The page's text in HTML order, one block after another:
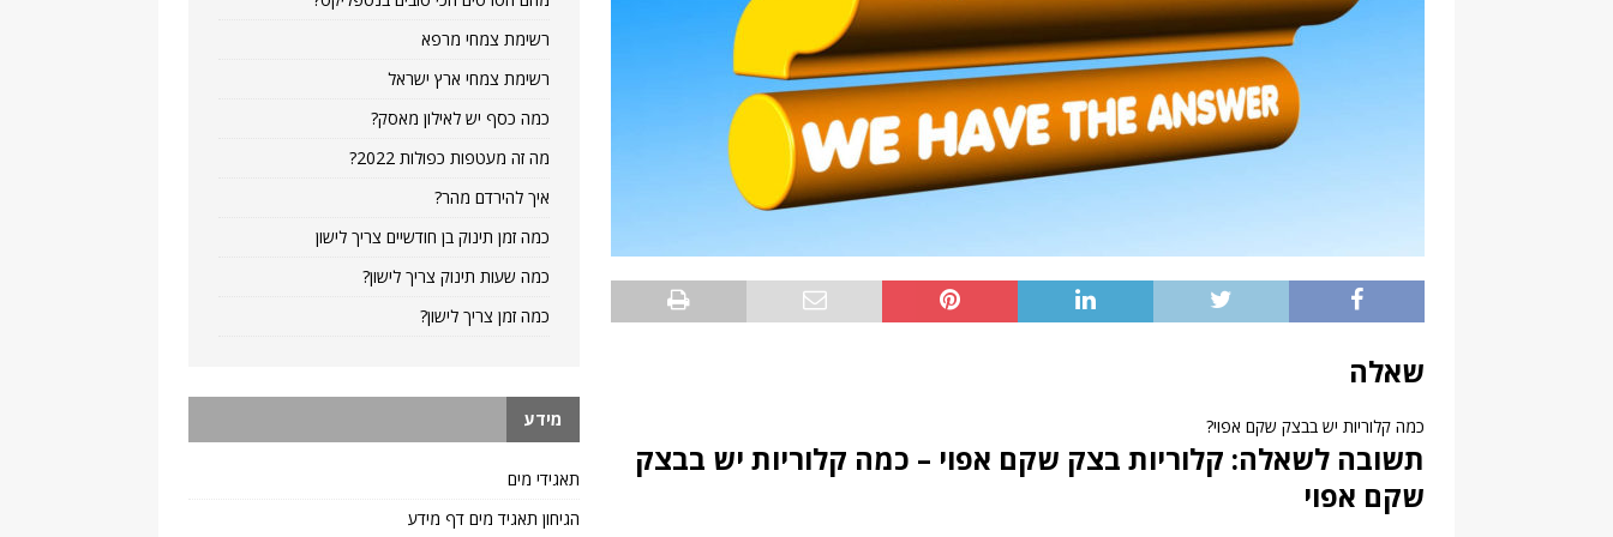
שאלה
כמה קלוריות יש בבצק שקם אפוי?
תשובה לשאלה: קלוריות בצק שקם אפוי – כמה קלוריות יש בבצק
שקם אפוי
רשימת צמחי מרפא
רשימת צמחי ארץ ישראל
כמה כסף יש לאילון מאסק?
מה זה מעטפות כפולות 2022?
איך להירדם מהר?
כמה זמן תינוק בן חודשיים צריך לישון
כמה שעות תינוק צריך לישון?
כמה זמן צריך לישון?
מידע
תאגידי מים
הגיחון תאגיד מים דף מידע